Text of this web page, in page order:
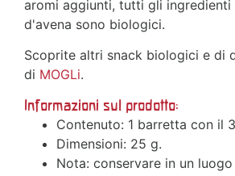
aromi aggiunti, tutti gli ingredienti
d'avena sono biologici.
Scoprite altri snack biologici e di
di MOGLi.
Informazioni sul prodotto:
Contenuto: 1 barretta con il
Dimensioni: 25 g.
Nota: conservare in un